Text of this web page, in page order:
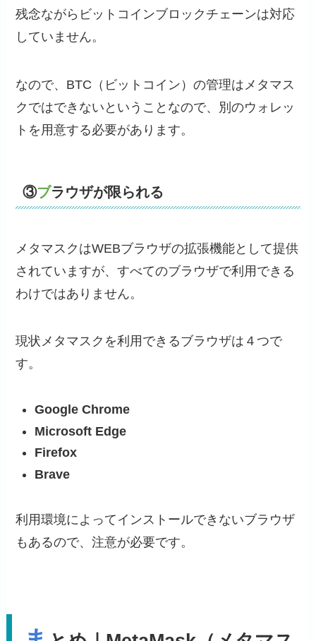
残念ながらビットコインブロックチェーンは対応
していません。
なので、BTC（ビットコイン）の管理はメタマス
クではできないということなので、別のウォレッ
トを用意する必要があります。
③ブラウザが限られる
メタマスクはWEBブラウザの拡張機能として提供
されていますが、すべてのブラウザで利用できる
わけではありません。
現状メタマスクを利用できるブラウザは４つで
す。
Google Chrome
Microsoft Edge
Firefox
Brave
利用環境によってインストールできないブラウザ
もあるので、注意が必要です。